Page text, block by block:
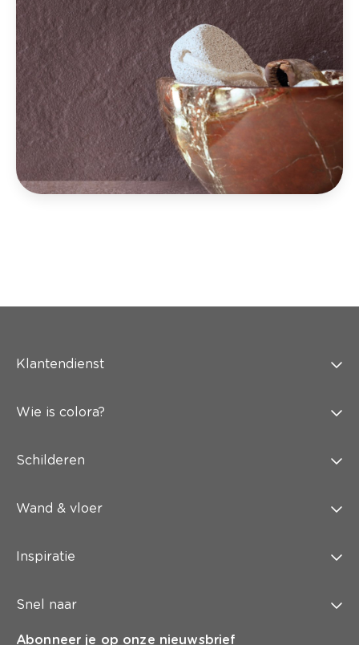
Klantendienst
Wie is colora?
Schilderen
Wand & vloer
Inspiratie
Snel naar
Abonneer je op onze nieuwsbrief